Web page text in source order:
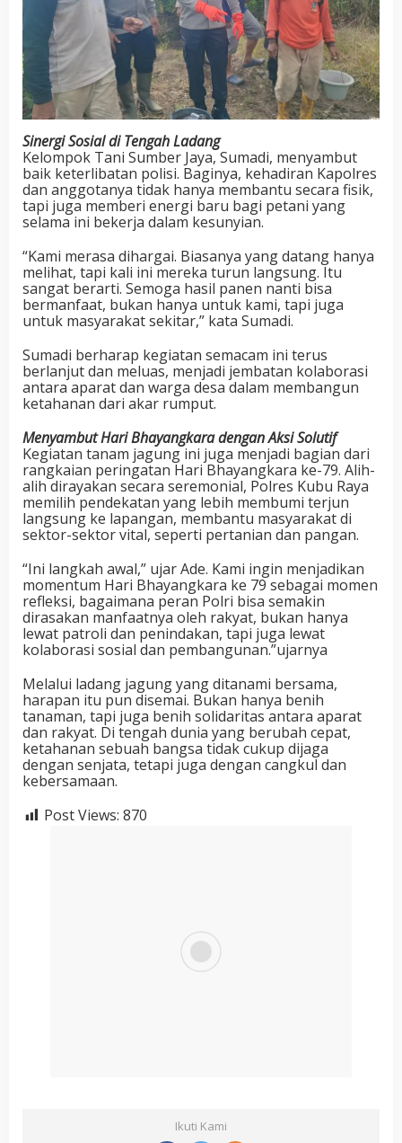
Sinergi Sosial di Tengah Ladang
Kelompok Tani Sumber Jaya, Sumadi, menyambut
baik keterlibatan polisi. Baginya, kehadiran Kapolres
dan anggotanya tidak hanya membantu secara fisik,
tapi juga memberi energi baru bagi petani yang
selama ini bekerja dalam kesunyian.
“Kami merasa dihargai. Biasanya yang datang hanya
melihat, tapi kali ini mereka turun langsung. Itu
sangat berarti. Semoga hasil panen nanti bisa
bermanfaat, bukan hanya untuk kami, tapi juga
untuk masyarakat sekitar,” kata Sumadi.
Sumadi berharap kegiatan semacam ini terus
berlanjut dan meluas, menjadi jembatan kolaborasi
antara aparat dan warga desa dalam membangun
ketahanan dari akar rumput.
Menyambut Hari Bhayangkara dengan Aksi Solutif
Kegiatan tanam jagung ini juga menjadi bagian dari
rangkaian peringatan Hari Bhayangkara ke-79. Alih-
alih dirayakan secara seremonial, Polres Kubu Raya
memilih pendekatan yang lebih membumi terjun
langsung ke lapangan, membantu masyarakat di
sektor-sektor vital, seperti pertanian dan pangan.
“Ini langkah awal,” ujar Ade. Kami ingin menjadikan
momentum Hari Bhayangkara ke 79 sebagai momen
refleksi, bagaimana peran Polri bisa semakin
dirasakan manfaatnya oleh rakyat, bukan hanya
lewat patroli dan penindakan, tapi juga lewat
kolaborasi sosial dan pembangunan.”ujarnya
Melalui ladang jagung yang ditanami bersama,
harapan itu pun disemai. Bukan hanya benih
tanaman, tapi juga benih solidaritas antara aparat
dan rakyat. Di tengah dunia yang berubah cepat,
ketahanan sebuah bangsa tidak cukup dijaga
dengan senjata, tetapi juga dengan cangkul dan
kebersamaan.
Post Views: 870
Ikuti Kami